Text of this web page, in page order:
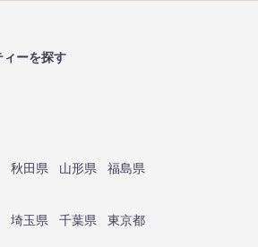
ーを探す
秋田県 山形県
福島県
埼玉県 千葉県
東京都